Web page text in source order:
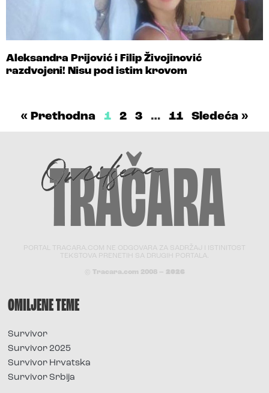
Aleksandra Prijović i Filip Živojinović
razdvojeni! Nisu pod istim krovom
« Prethodna 1 2 3 … 11 Sledeća »
PORTAL TRACARA.COM NE ODGOVARA ZA SADRŽAJ I ISTINITOST
TEKSTOVA PRENETIH SA DRUGIH PORTALA.
© Tracara.com 2008 – 2026
OMILJENE TEME
Survivor
Survivor 2025
Survivor Hrvatska
Survivor Srbija